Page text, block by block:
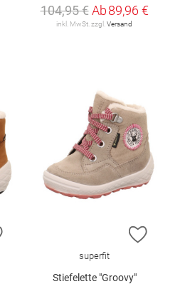
104,95 € Ab89,96 €
inkl. MwSt. zzgl. Versand
ZUR WUNSCHLISTE HINZUFÜGEN
ZUR
superfit
Stiefelette "Groovy"